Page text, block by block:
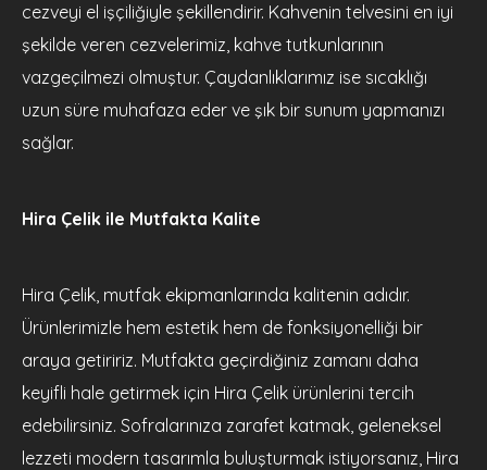
cezveyi el işçiliğiyle şekillendirir. Kahvenin telvesini en iyi
şekilde veren cezvelerimiz, kahve tutkunlarının
vazgeçilmezi olmuştur. Çaydanlıklarımız ise sıcaklığı
uzun süre muhafaza eder ve şık bir sunum yapmanızı
sağlar.
Hira Çelik ile Mutfakta Kalite
Hira Çelik, mutfak ekipmanlarında kalitenin adıdır.
Ürünlerimizle hem estetik hem de fonksiyonelliği bir
araya getiririz. Mutfakta geçirdiğiniz zamanı daha
keyifli hale getirmek için Hira Çelik ürünlerini tercih
edebilirsiniz. Sofralarınıza zarafet katmak, geleneksel
lezzeti modern tasarımla buluşturmak istiyorsanız, Hira